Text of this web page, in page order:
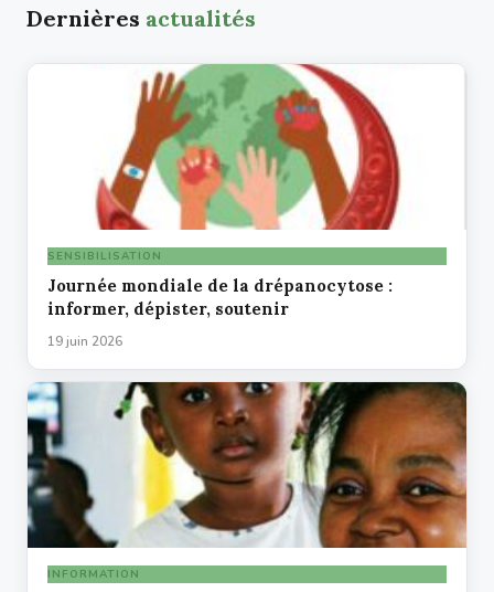
Dernières actualités
SENSIBILISATION
Journée mondiale de la drépanocytose :
informer, dépister, soutenir
19 juin 2026
INFORMATION